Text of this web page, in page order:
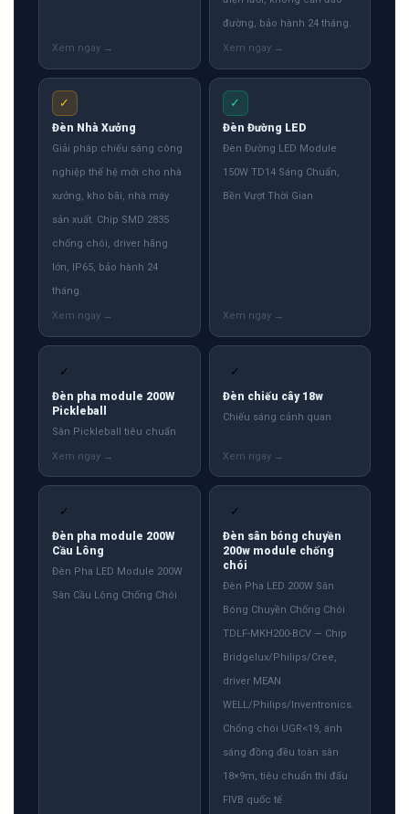
đường, bảo hành 24 tháng.
✓
Đèn Nhà Xưởng
Giải pháp chiếu sáng công
nghiệp thế hệ mới cho nhà
xưởng, kho bãi, nhà máy
sản xuất. Chip SMD 2835
chống chói, driver hãng
lớn, IP65, bảo hành 24
tháng.
✓
Đèn Đường LED
Đèn Đường LED Module
150W TD14 Sáng Chuẩn,
Bền Vượt Thời Gian
✓
Đèn pha module 200W
Pickleball
Sân Pickleball tiêu chuẩn
✓
Đèn chiếu cây 18w
Chiếu sáng cảnh quan
✓
Đèn pha module 200W
Cầu Lông
Đèn Pha LED Module 200W
Sân Cầu Lông Chống Chói
✓
Đèn sân bóng chuyền
200w module chống
chói
Đèn Pha LED 200W Sân
Bóng Chuyền Chống Chói
TDLF-MKH200-BCV — Chip
Bridgelux/Philips/Cree,
driver MEAN
WELL/Philips/Inventronics.
Chống chói UGR<19, ánh
sáng đồng đều toàn sân
18×9m, tiêu chuẩn thi đấu
FIVB quốc tế